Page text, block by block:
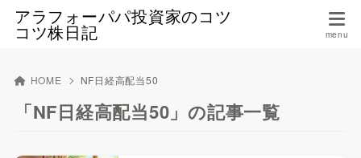
アラフォーパパ投資家のコツ
コツ株日記
HOME NF日経高配当50
「NF日経高配当50」の記事一覧